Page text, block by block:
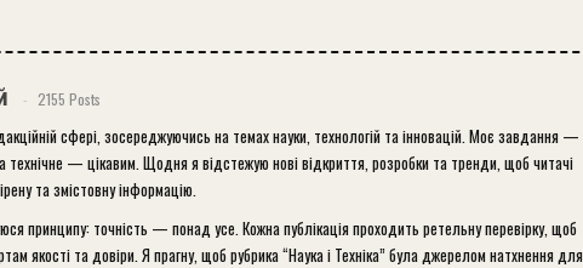
2155 Posts
сфері, зосереджуючись на темах науки, технологій та інновацій. Моє завдання —
технічне — цікавим. Щодня я відстежую нові відкриття, розробки та тренди, щоб читачі
та змістовну інформацію.
принципу: точність — понад усе. Кожна публікація проходить ретельну перевірку, щоб
якості та довіри. Я прагну, щоб рубрика “Наука і Техніка” була джерелом натхнення для